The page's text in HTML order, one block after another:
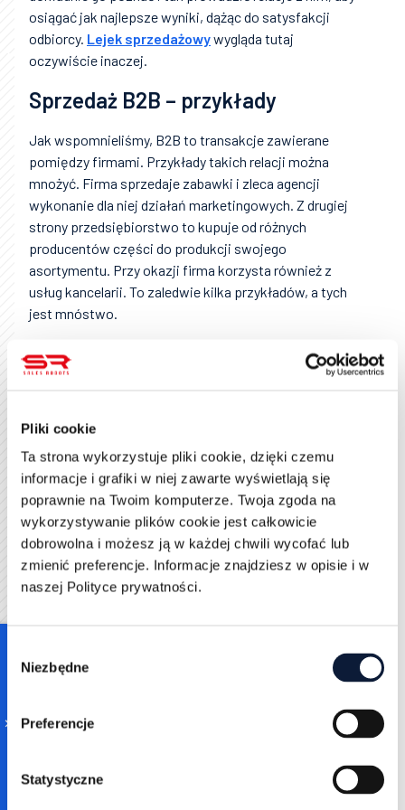
Pliki cookie
Ta strona wykorzystuje pliki cookie, dzięki czemu
informacje i grafiki w niej zawarte wyświetlają się
poprawnie na Twoim komputerze. Twoja zgoda na
wykorzystywanie plików cookie jest całkowicie
dobrowolna i możesz ją w każdej chwili wycofać lub
zmienić preferencje. Informacje znajdziesz w opisie i w
naszej Polityce prywatności.
Selection
Niezbędne
Preferencje
Statystyczne
osiągać jak najlepsze wyniki, dążąc do satysfakcji
odbiorcy. Lejek sprzedażowywygląda tutaj
oczywiście inaczej.
Sprzedaż B2B – przykłady
Jak wspomnieliśmy, B2B to transakcje zawierane
pomiędzy firmami. Przykłady takich relacji można
mnożyć. Firma sprzedaje zabawki i zleca agencji
wykonanie dla niej działań marketingowych. Z drugiej
strony przedsiębiorstwo to kupuje od różnych
producentów części do produkcji swojego
asortymentu. Przy okazji firma korzysta również z
usług kancelarii. To zaledwie kilka przykładów, a tych
jest mnóstwo.
Rynek B2B dynamicznie rozwija się również online. W
sieci powstaje coraz więcej platform, które łączą
eWolrdTrade, Alibaba, Amazon Business czy Global
Sources.
Outsourcing sprzedaży B2B
Sprzedaż B2B może przebiegać skuteczniej, jeśli za
działania odpowiada doświadczona kadra ekspertów,
tym bardziej jeśli specjalizują się oni w danej branży. O
który doskonale zna techniki sprzedaży na tym rynku.
specjalnie dla niego zbierać. W grę wchodzi także
W jakim przypadku należy wybrać outsourcing